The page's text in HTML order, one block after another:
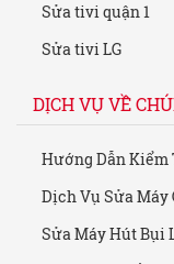
Sửa tivi quận 1
Sửa tivi LG
DỊCH VỤ VỀ
Hướng Dẫn Kiểm
Dịch Vụ Sửa Máy
Sửa Máy Hút Bụi